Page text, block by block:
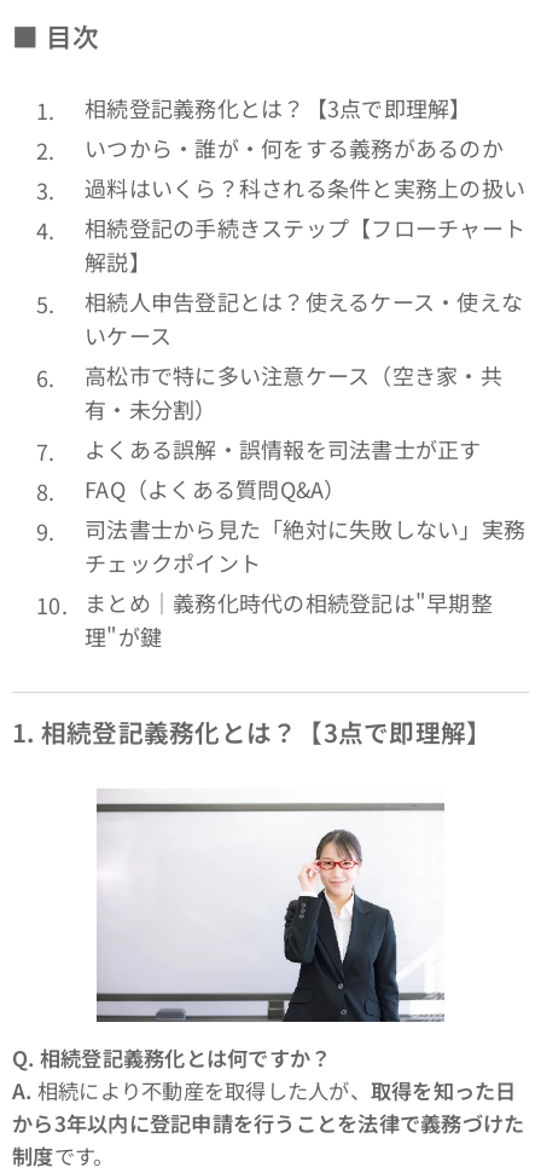
■ 目次
相続登記義務化とは？【3点で即理解】
いつから・誰が・何をする義務があるのか
過料はいくら？科される条件と実務上の扱い
相続登記の手続きステップ【フローチャート
解説】
相続人申告登記とは？使えるケース・使えな
いケース
高松市で特に多い注意ケース（空き家・共
有・未分割）
よくある誤解・誤情報を司法書士が正す
FAQ（よくある質問Q&A）
司法書士から見た「絶対に失敗しない」実務
チェックポイント
まとめ｜義務化時代の相続登記は"早期整
理"が鍵
1. 相続登記義務化とは？【3点で即理解】
Q. 相続登記義務化とは何ですか？
A. 相続により不動産を取得した人が、 取得を知った日
から3年以内に登記申請を行うことを法律で義務づけた
制度です。